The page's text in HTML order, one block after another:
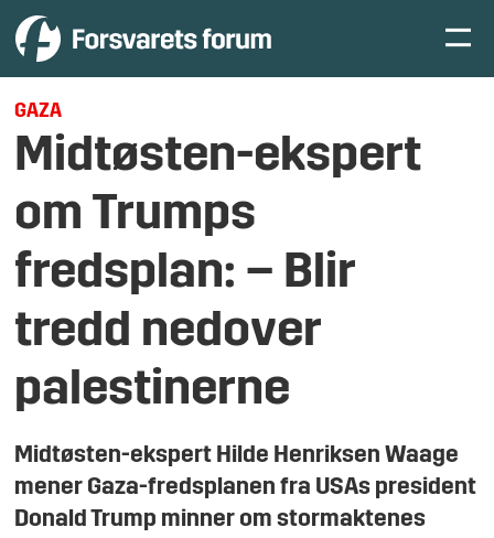
GAZA
Midtøsten-ekspert
om Trumps
fredsplan: – Blir
tredd nedover
palestinerne
Midtøsten-ekspert Hilde Henriksen Waage
mener Gaza-fredsplanen fra USAs president
Donald Trump minner om stormaktenes